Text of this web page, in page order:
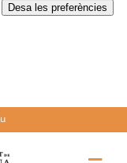
Desa les preferències